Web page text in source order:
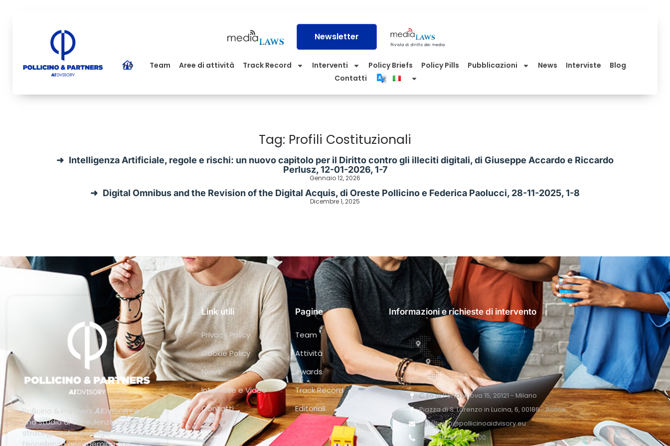
Newsletter
Home Team Aree di attività Track Record Interventi Policy Briefs Policy Pills Pubblicazioni News Interviste
Blog
Contatti
Tag: Profili Costituzionali
Intelligenza Artificiale, regole e rischi: un nuovo capitolo per il Diritto contro gli illeciti digitali, di Giuseppe Accardo e Riccardo
Perlusz, 12-01-2026, 1-7
Gennaio 12, 2026
Digital Omnibus and the Revision of the Digital Acquis, di Oreste Pollicino e Federica Paolucci, 28-11-2025, 1-8
Dicembre 1, 2025
Pollicino & Partners AIDVISORY è
uno studio di consulenza legale e
strategica che coniuga
l’eccellenza accademica con
Link utili
Privacy Policy
Cookie Policy
News
Interviste e Video
Contatti
Pagine
Team
Attività
Awards
Track Record
Editoriali
Informazioni e richieste di intervento
C.so di Porta Nuova 15, 20121 - Milano
Piazza di S. Lorenzo in Lucina, 6, 00186 - Roma
o.pollicino@pollicinoaidvisory.eu
Tel: + 39 0276388700